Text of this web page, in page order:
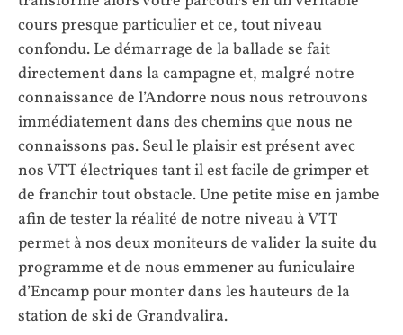
cours presque particulier et ce, tout niveau
confondu. Le démarrage de la ballade se fait
directement dans la campagne et, malgré notre
connaissance de l’Andorre nous nous retrouvons
immédiatement dans des chemins que nous ne
connaissons pas. Seul le plaisir est présent avec
nos VTT électriques tant il est facile de grimper et
de franchir tout obstacle. Une petite mise en jambe
afin de tester la réalité de notre niveau à VTT
permet à nos deux moniteurs de valider la suite du
programme et de nous emmener au funiculaire
d’Encamp pour monter dans les hauteurs de la
station de ski de Grandvalira.